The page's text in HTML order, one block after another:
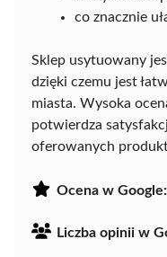
co znacznie
Sklep usytuowany
dzięki czemu jest
miasta. Wysoka
potwierdza
oferowanych
Ocena w Google:
Liczba opinii w